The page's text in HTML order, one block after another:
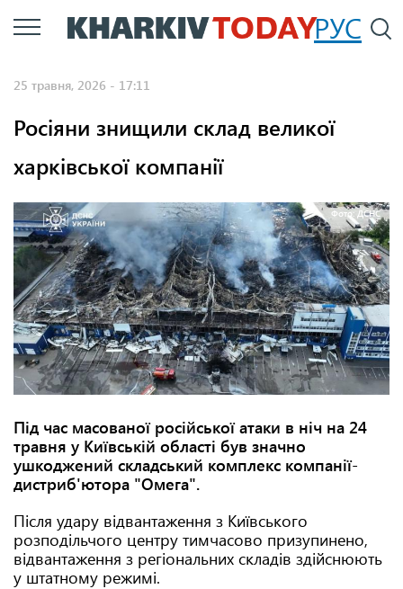
Перейти
до
РУС
25 травня, 2026 - 17:11
Росіяни знищили склад великої
харківської компанії
Фото: ДСНС
Під час масованої російської атаки в ніч на 24
травня у Київській області був значно
ушкоджений складський комплекс компанії-
дистриб'ютора "Омега".
Після удару відвантаження з Київського
розподільчого центру тимчасово призупинено,
відвантаження з регіональних складів здійснюють
у штатному режимі.